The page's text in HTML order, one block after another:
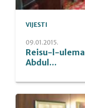
VIJESTI
09.01.2015.
Reisu-l-
Abdul...